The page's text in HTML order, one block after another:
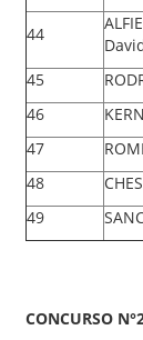
44
45
46
47
48
49
CONCURSO